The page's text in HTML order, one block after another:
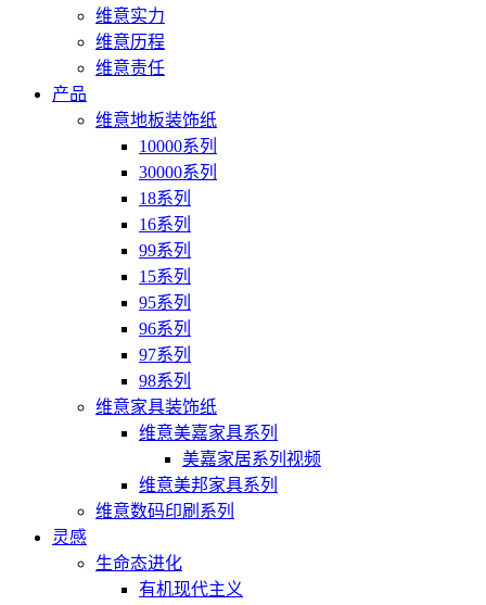
维意实力
维意历程
维意责任
产品
维意地板装饰纸
10000系列
30000系列
18系列
16系列
99系列
15系列
95系列
96系列
97系列
98系列
维意家具装饰纸
维意美嘉家具系列
美嘉家居系列视频
维意美邦家具系列
维意数码印刷系列
灵感
生命态进化
有机现代主义